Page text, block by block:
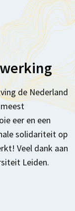
de Nederland
eer en een
solidariteit op
Veel dank aan
Leiden.